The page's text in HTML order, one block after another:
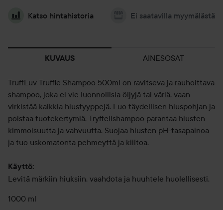
Katso hintahistoria Ei saatavilla myymälästä
KUVAUS AINESOSAT
TruffLuv Truffle Shampoo 500ml on ravitseva ja rauhoittava
shampoo, joka ei vie luonnollisia öljyjä tai väriä, vaan
virkistää kaikkia hiustyyppejä. Luo täydellisen hiuspohjan ja
poistaa tuotekertymiä. Tryffelishampoo parantaa hiusten
kimmoisuutta ja vahvuutta. Suojaa hiusten pH-tasapainoa
ja tuo uskomatonta pehmeyttä ja kiiltoa.
Käyttö:
Levitä märkiin hiuksiin, vaahdota ja huuhtele huolellisesti.
1000 ml